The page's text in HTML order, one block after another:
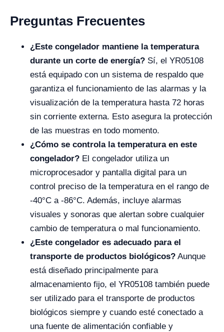
Preguntas Frecuentes
¿Este congelador mantiene la temperatura
durante un corte de energía? Sí, el YR05108
está equipado con un sistema de respaldo que
garantiza el funcionamiento de las alarmas y la
visualización de la temperatura hasta 72 horas
sin corriente externa. Esto asegura la protección
de las muestras en todo momento.
¿Cómo se controla la temperatura en este
congelador? El congelador utiliza un
microprocesador y pantalla digital para un
control preciso de la temperatura en el rango de
-40°C a -86°C. Además, incluye alarmas
visuales y sonoras que alertan sobre cualquier
cambio de temperatura o mal funcionamiento.
¿Este congelador es adecuado para el
transporte de productos biológicos? Aunque
está diseñado principalmente para
almacenamiento fijo, el YR05108 también puede
ser utilizado para el transporte de productos
biológicos siempre y cuando esté conectado a
una fuente de alimentación confiable y